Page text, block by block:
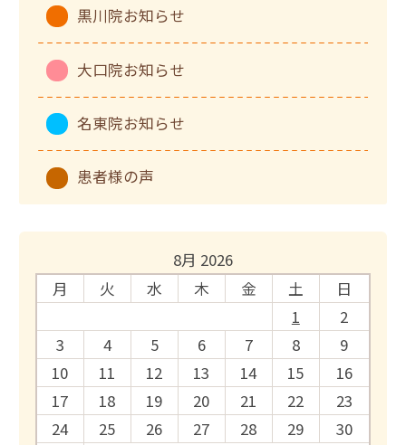
黒川院お知らせ
大口院お知らせ
名東院お知らせ
患者様の声
8月 2026
月
火 水 木 金 土
日
1
2
3
4 5 6 7 8
9
10
11 12 13 14 15
16
17
18 19 20 21 22
23
24
25 26 27 28 29
30